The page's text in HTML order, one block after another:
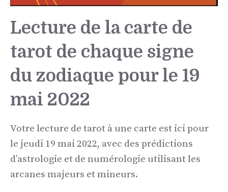
Lecture de la carte de
tarot de chaque signe
du zodiaque pour le 19
mai 2022
Votre lecture de tarot à une carte est ici pour
le jeudi 19 mai 2022, avec des prédictions
d’astrologie et de numérologie utilisant les
arcanes majeurs et mineurs.